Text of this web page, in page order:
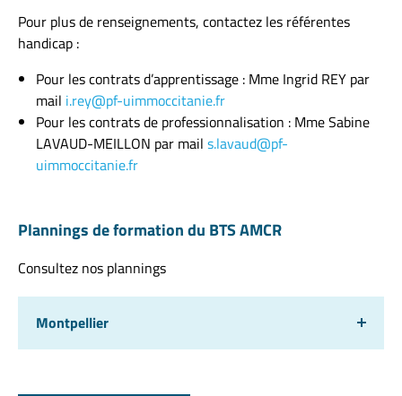
Pour plus de renseignements, contactez les référentes
handicap :
Pour les contrats d’apprentissage : Mme Ingrid REY par
mail i.rey@pf-uimmoccitanie.fr
Pour les contrats de professionnalisation : Mme Sabine
LAVAUD-MEILLON par mail s.lavaud@pf-
uimmoccitanie.fr
Plannings de formation du BTS AMCR
Consultez nos plannings
Montpellier